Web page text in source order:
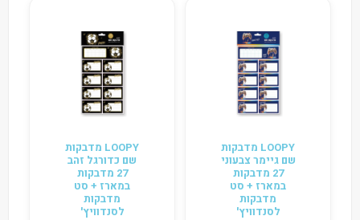
LOOPY מדבקות
שם גיימר צבעוני
27 מדבקות
במארז + סט
מדבקות
לסנדוויץ'
LOOPY מדבקות
שם כדורגל זהב
27 מדבקות
במארז + סט
מדבקות
לסנדוויץ'